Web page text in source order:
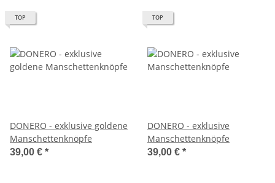
TOP
DONERO - exklusive goldene
Manschettenknöpfe
39,00 € *
TOP
DONERO - exklusive
Manschettenknöpfe
39,00 € *